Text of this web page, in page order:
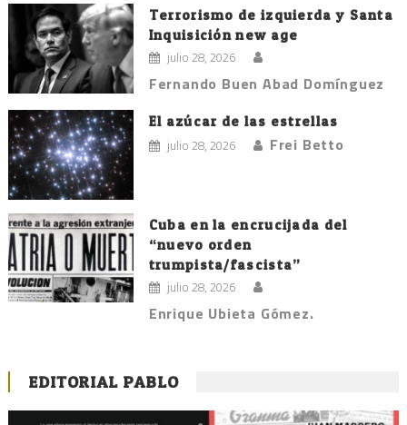
Terrorismo de izquierda y Santa
Inquisición new age
julio 28, 2026
Fernando Buen Abad Domínguez
El azúcar de las estrellas
julio 28, 2026 Frei Betto
Cuba en la encrucijada del
“nuevo orden
trumpista/fascista”
julio 28, 2026
Enrique Ubieta Gómez.
EDITORIAL PABLO